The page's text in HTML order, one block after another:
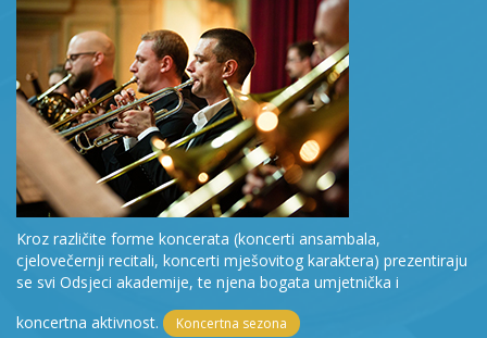
Kroz različite forme koncerata (koncerti ansambala,
cjelovečernji recitali, koncerti mješovitog karaktera) prezentiraju
se svi Odsjeci akademije, te njena bogata umjetnička i
koncertna aktivnost.
Koncertna sezona